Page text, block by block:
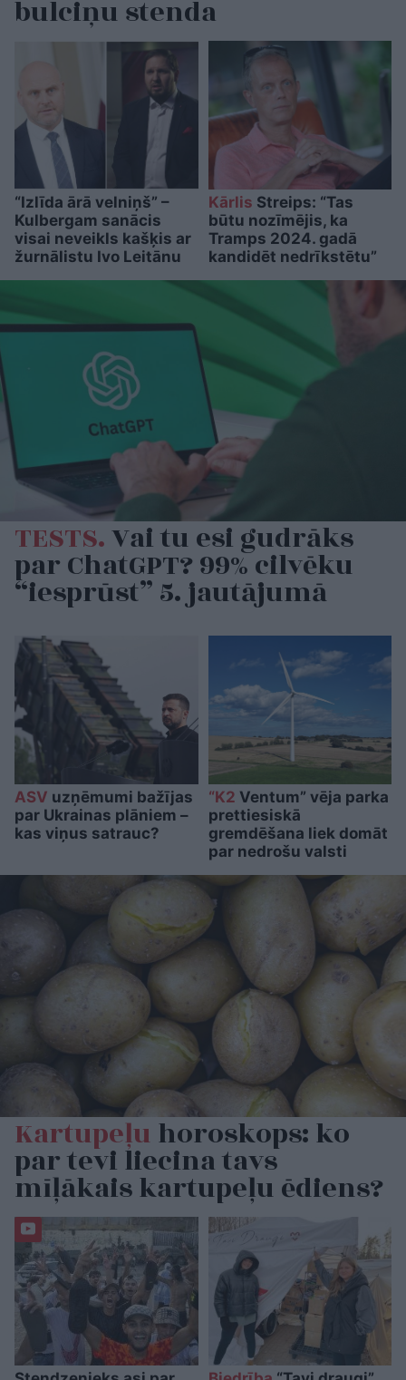
bulciņu stenda
“Izlīda ārā velniņš” –
Kulbergam sanācis
visai neveikls kašķis ar
žurnālistu Ivo Leitānu
Kārlis Streips: “Tas
būtu nozīmējis, ka
Tramps 2024. gadā
kandidēt nedrīkstētu”
TESTS.Vai tu esi gudrāks
par ChatGPT? 99% cilvēku
“iesprūst” 5. jautājumā
ASV uzņēmumi bažījas
par Ukrainas plāniem –
kas viņus satrauc?
“K2 Ventum” vēja parka
prettiesiskā
gremdēšana liek domāt
par nedrošu valsti
Kartupeļuhoroskops: ko
par tevi liecina tavs
mīļākais kartupeļu ēdiens?